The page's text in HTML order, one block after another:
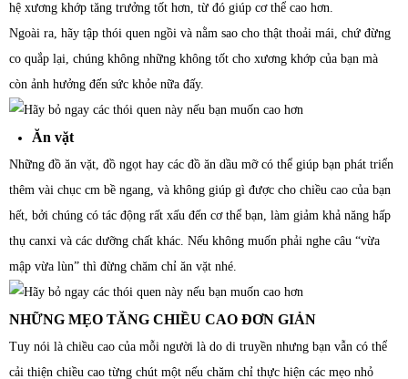
hệ xương khớp tăng trưởng tốt hơn, từ đó giúp cơ thể cao hơn.
Ngoài ra, hãy tập thói quen ngồi và nằm sao cho thật thoải mái, chứ đừng
co quắp lại, chúng không những không tốt cho xương khớp của bạn mà
còn ảnh hưởng đến sức khỏe nữa đấy.
Ăn vặt
Những đồ ăn vặt, đồ ngọt hay các đồ ăn dầu mỡ có thể giúp bạn phát triển
thêm vài chục cm bề ngang, và không giúp gì được cho chiều cao của bạn
hết, bởi chúng có tác động rất xấu đến cơ thể bạn, làm giảm khả năng hấp
thụ canxi và các dưỡng chất khác. Nếu không muốn phải nghe câu “vừa
mập vừa lùn” thì đừng chăm chỉ ăn vặt nhé.
NHỮNG MẸO TĂNG CHIỀU CAO ĐƠN GIẢN
Tuy nói là chiều cao của mỗi người là do di truyền nhưng bạn vẫn có thể
cải thiện chiều cao từng chút một nếu chăm chỉ thực hiện các mẹo nhỏ